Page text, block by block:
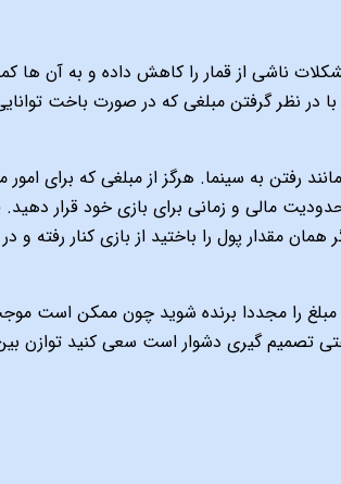
ناشى از قمار را كاهش داده و به آن ها
در نظر گرفتن مبلغى كه در صورت باخت
رفتن به سينما. هرگز از مبلغى كه براى امور
مالى و زمانى براى بازى خود قرار
مقدار پول را باختيد از بازى كنار رفته و
مبلغ را مجددا برنده شويد چون ممكن است
تصميم گيرى دشوار است سعى كنيد توازن